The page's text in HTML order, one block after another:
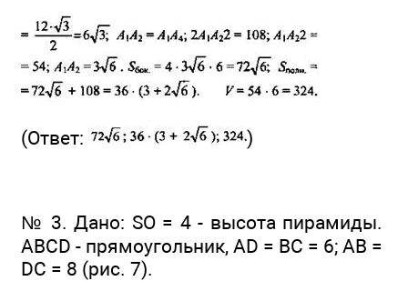
(Ответ: )
№ 3. Дано: SO = 4 - высота пирамиды.
ABCD - прямоугольник, AD = ВС = 6; AВ =
DC = 8 (рис. 7).